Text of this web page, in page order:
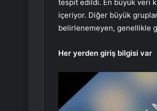
tespit edildi. En büyük veri
içeriyor. Diğer büyük
belirlenemeyen, genellikle
Her yerden giriş bilgisi var